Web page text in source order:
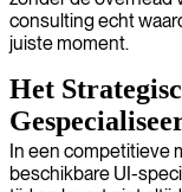
consulting echt
juiste moment.
Het
In een competitieve
beschikbare UI-